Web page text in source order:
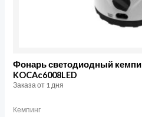
Фонарь светодиодный
KOCAc6008LED
Заказа от 1 дня
Кемпинг